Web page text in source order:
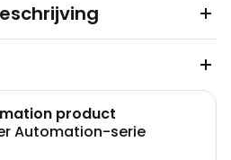
product
Automation-serie